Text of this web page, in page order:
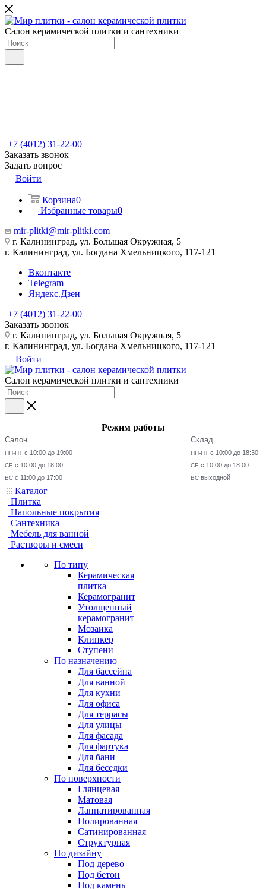
Салон керамической плитки и сантехники
+7 (4012) 31-22-00
Заказать звонок
Задать вопрос
Войти
Корзина0
Избранные товары0
mir-plitki@mir-plitki.com
г. Калининград, ул. Большая Окружная, 5
г. Калининград, ул. Богдана Хмельницкого, 117-121
Вконтакте
Telegram
Яндекс.Дзен
+7 (4012) 31-22-00
Заказать звонок
г. Калининград, ул. Большая Окружная, 5
г. Калининград, ул. Богдана Хмельницкого, 117-121
Войти
Салон керамической плитки и сантехники
Режим работы
Салон
ПН-ПТ с 10:00 до 19:00
СБ с 10:00 до 18:00
ВС с 11:00 до 17:00
Склад
ПН-ПТ с 10:00 до 18:30
СБ с 10:00 до 18:00
ВС выходной
Каталог
Плитка
Напольные покрытия
Сантехника
Мебель для ванной
Растворы и смеси
По типу
Керамическая
плитка
Керамогранит
Утолщенный
керамогранит
Мозаика
Клинкер
Ступени
По назначению
Для бассейна
Для ванной
Для кухни
Для офиса
Для террасы
Для улицы
Для фасада
Для фартука
Для бани
Для беседки
По поверхности
Глянцевая
Матовая
Лаппатированная
Полированная
Сатинированная
Структурная
По дизайну
Под дерево
Под бетон
Под камень